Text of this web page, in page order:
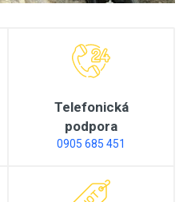
Telefonická
podpora
0905 685 451